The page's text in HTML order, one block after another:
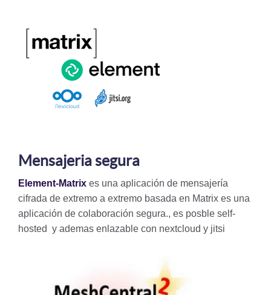
Mensajeria segura
Element-Matrix es una aplicación de mensajería
cifrada de extremo a extremo basada en Matrix es una
aplicación de colaboración segura., es posble self-
hosted y ademas enlazable con nextcloud y jitsi